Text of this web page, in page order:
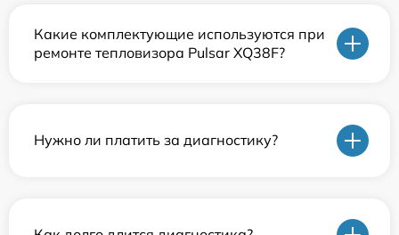
Какие комплектующие используются при
ремонте тепловизора Pulsar XQ38F?
Нужно ли платить за диагностику?